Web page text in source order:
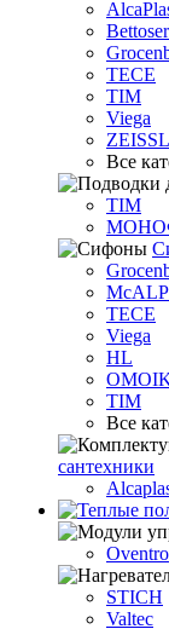
TECE
TIM
Viega
Все
TIM
TECE
Viega
HL
TIM
Все
сантехники
STICH
Valtec